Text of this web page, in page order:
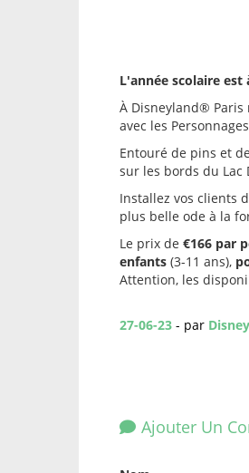
L'année scolaire
À Disneyland®
avec les
Entouré de pins et
sur les bords du Lac
Installez vos clients
plus belle ode à la
Le prix de €166 par
enfants (3-11 ans),
Attention, les
27-06-23 - par
Ajouter Un